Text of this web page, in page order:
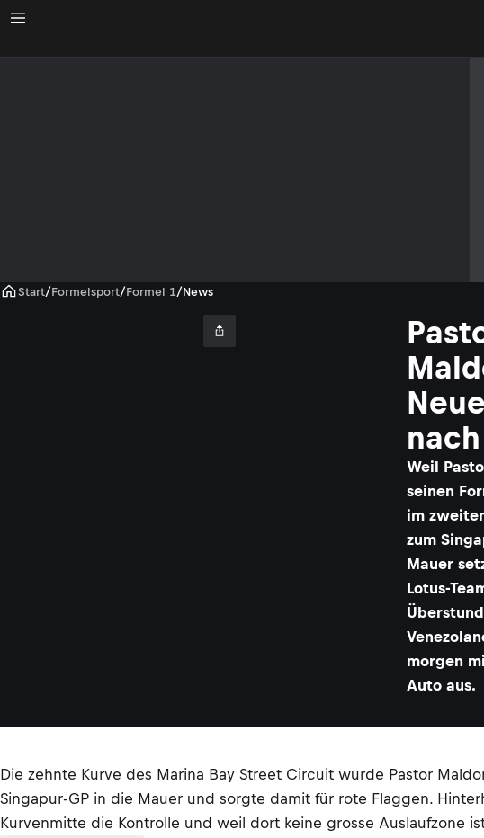
Start/Formelsport/Formel 1/News
Weil
seinen
im
zum
Mauer
Lotus-
morgen
Auto aus.
Die zehnte Kurve des Marina Bay Street Circuit wurde Pastor
Singapur-GP in die Mauer und sorgte damit für rote Flaggen.
Kurvenmitte die Kontrolle und weil dort keine grosse Auslaufzone